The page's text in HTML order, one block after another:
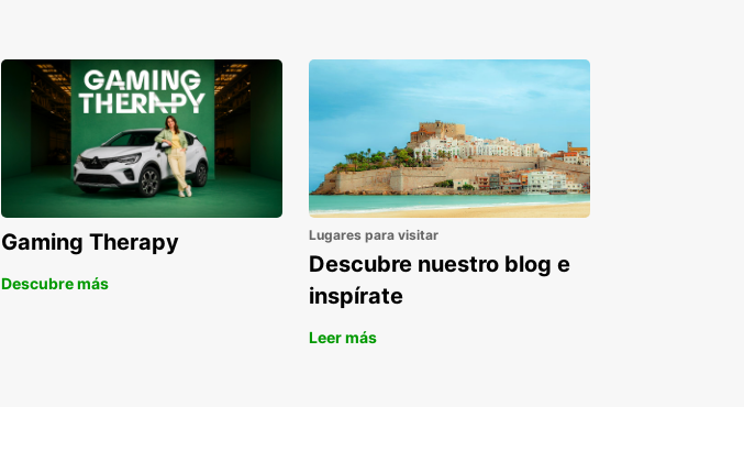
Gaming Therapy
Descubre más
Lugares para visitar
Descubre nuestro blog e
inspírate
Leer más